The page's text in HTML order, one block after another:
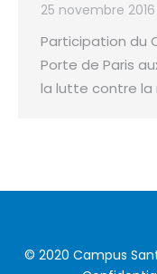
25 novembre 2016
Participation du
Porte de Paris
la lutte contre la
© 2020 Campus